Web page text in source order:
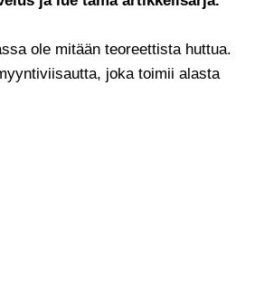
ole mitään teoreettista huttua.
joka toimii alasta